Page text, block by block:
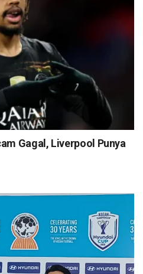
Gagal, Liverpool Punya